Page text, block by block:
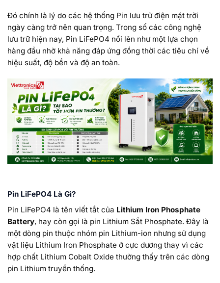
Đó chính là lý do các hệ thống Pin lưu trữ điện mặt trời
ngày càng trở nên quan trọng. Trong số các công nghệ
lưu trữ hiện nay, Pin LiFePO4 nổi lên như một lựa chọn
hàng đầu nhờ khả năng đáp ứng đồng thời các tiêu chí về
hiệu suất, độ bền và độ an toàn.
Pin LiFePO4 Là Gì?
Pin LiFePO4 là tên viết tắt của Lithium Iron Phosphate
Battery, hay còn gọi là pin Lithium Sắt Phosphate. Đây là
một dòng pin thuộc nhóm pin Lithium-ion nhưng sử dụng
vật liệu Lithium Iron Phosphate ở cực dương thay vì các
hợp chất Lithium Cobalt Oxide thường thấy trên các dòng
pin Lithium truyền thống.